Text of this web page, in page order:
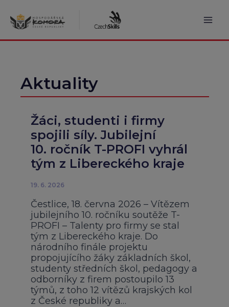
obsah
Aktuality
Žáci, studenti i firmy
spojili síly. Jubilejní
10. ročník T-PROFI vyhrál
tým z Libereckého kraje
19. 6. 2026
Čestlice, 18. června 2026 – Vítězem
jubilejního 10. ročníku soutěže T-
PROFI – Talenty pro firmy se stal
tým z Libereckého kraje. Do
národního finále projektu
propojujícího žáky základních škol,
studenty středních škol, pedagogy a
odborníky z firem postoupilo 13
týmů, z toho 12 vítězů krajských kol
z České republiky a…